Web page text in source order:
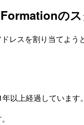
の
レスを割り当てよう
以上経過していま